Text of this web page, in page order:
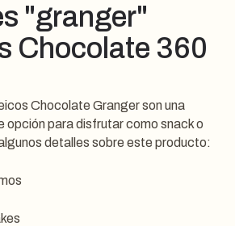
"granger"
Chocolate 360
Chocolate Granger son una
opción para disfrutar como snack o
detalles sobre este producto: